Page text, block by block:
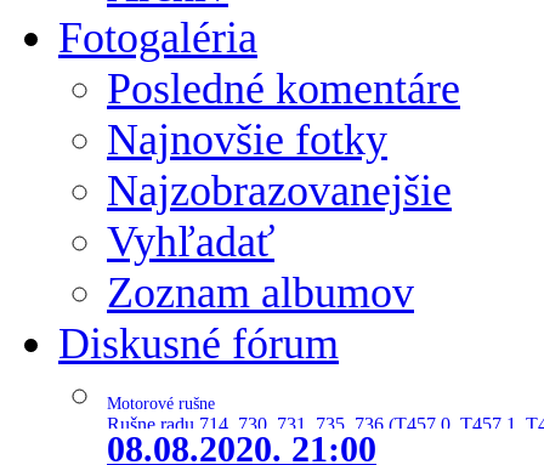
Fotogaléria
Posledné komentáre
Najnovšie fotky
Najzobrazovanejšie
Vyhľadať
Zoznam albumov
Diskusné fórum
Motorové rušne
Rušne radu 714, 730, 731, 735, 736 (T457.0, T457.1,
08.08.2020. 21:00